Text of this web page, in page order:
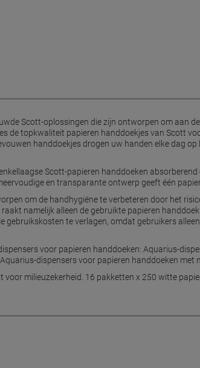
Scott-oplossingen die zijn ontworpen om aan
de topkwaliteit papieren handdoekjes van Scott
handdoekjes drogen uw handen elke dag
Scott-papieren handdoeken
en transparante ontwerp geeft één
om de handhygiëne te verbeteren door het
namelijk alleen de gebruikte papieren
gebruikskosten te verlagen, omdat gebruikers
voor papieren handdoeken: Aquarius-
dispensers voor papieren handdoeken met
voor milieuzekerheid. 16 pakketten x 250 witte